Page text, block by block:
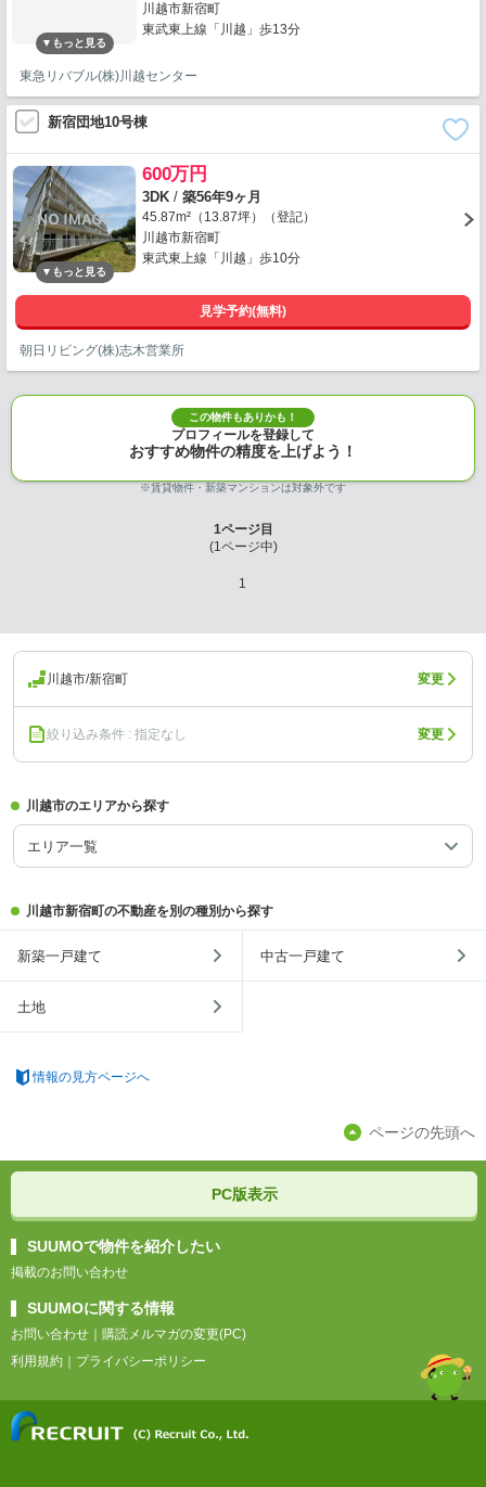
川越市新宿町
東武東上線「川越」歩13分
東急リバブル(株)川越センター
新宿団地10号棟
600万円
3DK / 築56年9ヶ月
45.87m²（13.87坪）（登記）
川越市新宿町
東武東上線「川越」歩10分
見学予約(無料)
朝日リビング(株)志木営業所
この物件もありかも！
プロフィールを登録して
おすすめ物件の精度を上げよう！
※賃貸物件・新築マンションは対象外です
1ページ目
(1ページ中)
1
川越市/新宿町 変更
絞り込み条件 : 指定なし 変更
川越市のエリアから探す
エリア一覧
川越市新宿町の不動産を別の種別から探す
新築一戸建て 中古一戸建て
土地
情報の見方ページへ
ページの先頭へ
PC版表示
SUUMOで物件を紹介したい
掲載のお問い合わせ
SUUMOに関する情報
お問い合わせ
購読メルマガの変更(PC)
利用規約
プライバシーポリシー